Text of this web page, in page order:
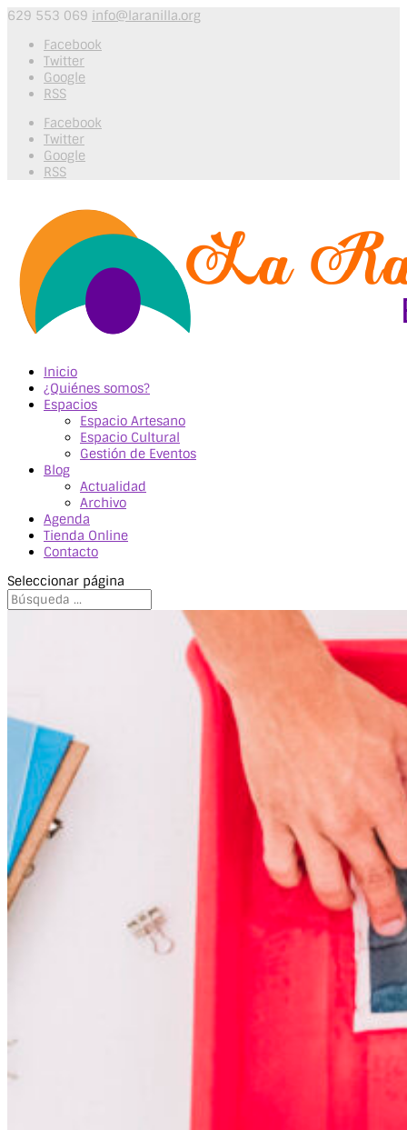
629 553 069 info@laranilla.org
Facebook
Twitter
Google
RSS
Facebook
Twitter
Google
RSS
Inicio
¿Quiénes somos?
Espacios
Espacio Artesano
Espacio Cultural
Gestión de Eventos
Blog
Actualidad
Archivo
Agenda
Tienda Online
Contacto
Seleccionar página